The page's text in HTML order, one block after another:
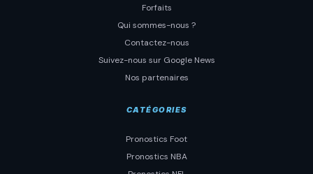
Forfaits
Qui sommes-nous ?
Contactez-nous
Suivez-nous sur Google News
Nos partenaires
CATÉGORIES
Pronostics Foot
Pronostics NBA